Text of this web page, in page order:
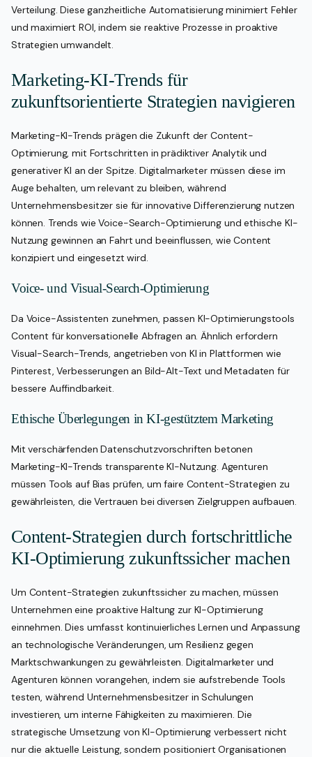
Verteilung. Diese ganzheitliche Automatisierung minimiert Fehler
und maximiert ROI, indem sie reaktive Prozesse in proaktive
Strategien umwandelt.
Marketing-KI-Trends für
zukunftsorientierte Strategien navigieren
Marketing-KI-Trends prägen die Zukunft der Content-
Optimierung, mit Fortschritten in prädiktiver Analytik und
generativer KI an der Spitze. Digitalmarketer müssen diese im
Auge behalten, um relevant zu bleiben, während
Unternehmensbesitzer sie für innovative Differenzierung nutzen
können. Trends wie Voice-Search-Optimierung und ethische KI-
Nutzung gewinnen an Fahrt und beeinflussen, wie Content
konzipiert und eingesetzt wird.
Voice- und Visual-Search-Optimierung
Da Voice-Assistenten zunehmen, passen KI-Optimierungstools
Content für konversationelle Abfragen an. Ähnlich erfordern
Visual-Search-Trends, angetrieben von KI in Plattformen wie
Pinterest, Verbesserungen an Bild-Alt-Text und Metadaten für
bessere Auffindbarkeit.
Ethische Überlegungen in KI-gestütztem Marketing
Mit verschärfenden Datenschutzvorschriften betonen
Marketing-KI-Trends transparente KI-Nutzung. Agenturen
müssen Tools auf Bias prüfen, um faire Content-Strategien zu
gewährleisten, die Vertrauen bei diversen Zielgruppen aufbauen.
Content-Strategien durch fortschrittliche
KI-Optimierung zukunftssicher machen
Um Content-Strategien zukunftssicher zu machen, müssen
Unternehmen eine proaktive Haltung zur KI-Optimierung
einnehmen. Dies umfasst kontinuierliches Lernen und Anpassung
an technologische Veränderungen, um Resilienz gegen
Marktschwankungen zu gewährleisten. Digitalmarketer und
Agenturen können vorangehen, indem sie aufstrebende Tools
testen, während Unternehmensbesitzer in Schulungen
investieren, um interne Fähigkeiten zu maximieren. Die
strategische Umsetzung von KI-Optimierung verbessert nicht
nur die aktuelle Leistung, sondern positioniert Organisationen